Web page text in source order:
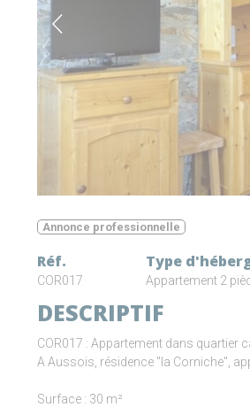
Annonce professionnelle
Réf.
COR017
Type
Appartement 2
DESCRIPTIF
COR017 : Appartement dans quartier
A Aussois, résidence "la Corniche",
Surface : 30 m²